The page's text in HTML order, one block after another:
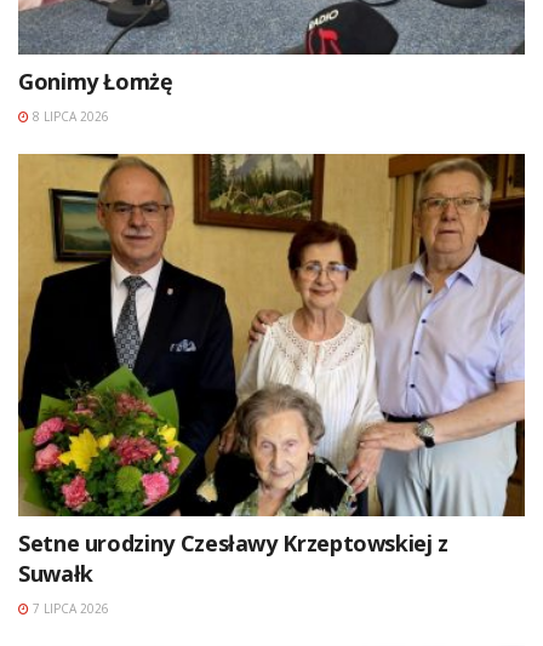
Gonimy Łomżę
8 LIPCA 2026
Setne urodziny Czesławy Krzeptowskiej z
Suwałk
7 LIPCA 2026